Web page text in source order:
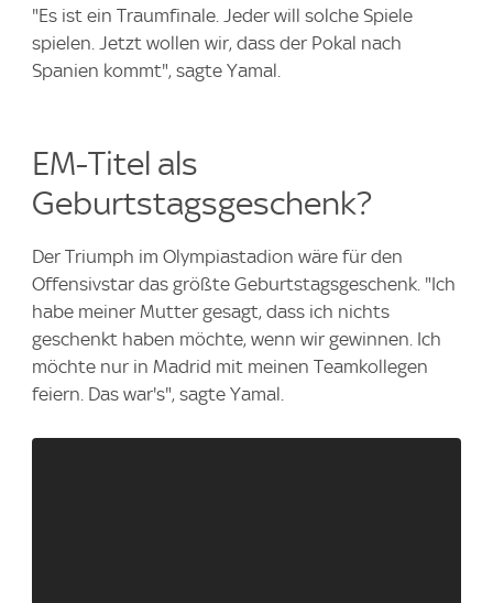
"Es ist ein Traumfinale. Jeder will solche Spiele
spielen. Jetzt wollen wir, dass der Pokal nach
Spanien kommt", sagte Yamal.
EM-Titel als
Geburtstagsgeschenk?
Der Triumph im Olympiastadion wäre für den
Offensivstar das größte Geburtstagsgeschenk. "Ich
habe meiner Mutter gesagt, dass ich nichts
geschenkt haben möchte, wenn wir gewinnen. Ich
möchte nur in Madrid mit meinen Teamkollegen
feiern. Das war's", sagte Yamal.